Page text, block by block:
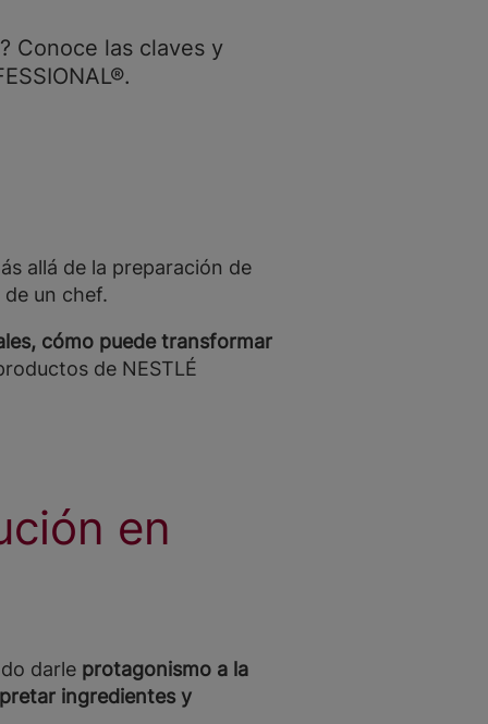
Conoce las claves y
allá de la preparación de
un chef.
cómo puede transformar
de NESTLÉ
en
darle protagonismo a la
ingredientes y